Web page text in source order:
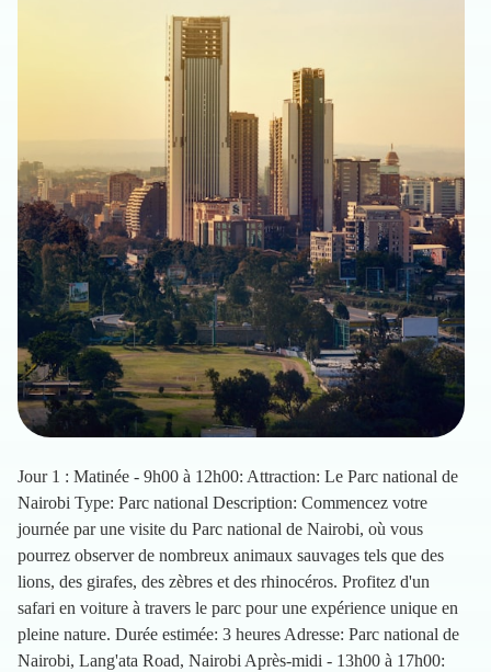
Jour 1 : Matinée - 9h00 à 12h00: Attraction: Le Parc national de
Nairobi Type: Parc national Description: Commencez votre
journée par une visite du Parc national de Nairobi, où vous
pourrez observer de nombreux animaux sauvages tels que des
lions, des girafes, des zèbres et des rhinocéros. Profitez d'un
safari en voiture à travers le parc pour une expérience unique en
pleine nature. Durée estimée: 3 heures Adresse: Parc national de
Nairobi, Lang'ata Road, Nairobi Après-midi - 13h00 à 17h00: